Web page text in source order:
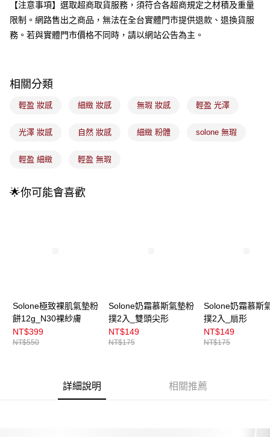
大哥付你分期
相關說明
【大哥付你分期使用說明】
成交易。
4.訂單成立30分鐘內，如未前往確認交易或遇審核未通過，訂單將自動取
【繳款方式說明】
醒簡訊。
運送方式
付款後全家取貨
每筆NT$100，滿NT$899(含以上)免運費
每筆NT$100，滿NT$399(含以上)免運費
【注意事項】選取超商取貨服務，須符合各超商規定之材積及重量
限制。網路售出之商品，無法在全台實體門市提供退款、退換貨服
務。若與實體門市價格不同時，請以網站公告為主。
相關分類
輕盈 妝感 細緻 妝感 無瑕 妝感 輕盈 光澤
光澤 妝感 自然 妝感 細緻 粉體 solone 無瑕
輕盈 細緻 輕盈 無瑕
🌟你可能會喜歡
Solone極致裸肌氣墊粉
餅12g_N30裸紗膚
NT$399
NT$550
Solone奶霜慕斯氣墊粉
撲2入_雙頭尖形
NT$149
NT$175
Solone奶霜慕斯
撲2入_扇形
NT$149
NT$175
詳細說明 相關推薦